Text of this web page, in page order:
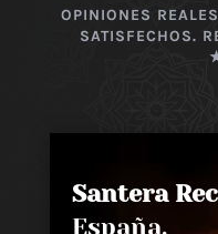
OPINIONES
SATISFECHOS.
Santera
España,